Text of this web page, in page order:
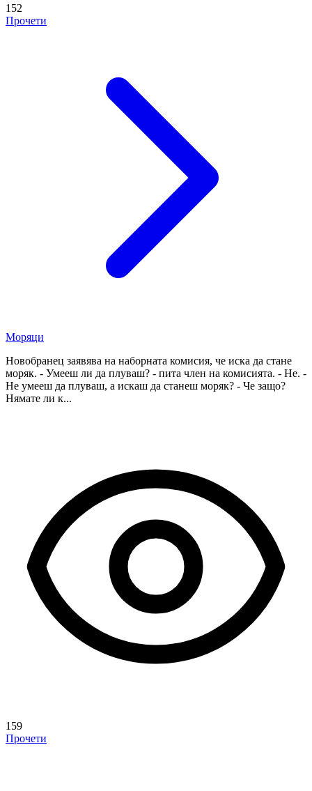
152
Прочети
Моряци
Новобранец заявява на наборната комисия, че иска да стане
моряк. - Умееш ли да плуваш? - пита член на комисията. - Не. -
Не умееш да плуваш, а искаш да станеш моряк? - Че защо?
Нямате ли к...
159
Прочети